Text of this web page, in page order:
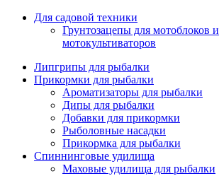
Для садовой техники
Грунтозацепы для мотоблоков и
мотокультиваторов
Липгрипы для рыбалки
Прикормки для рыбалки
Ароматизаторы для рыбалки
Дипы для рыбалки
Добавки для прикормки
Рыболовные насадки
Прикормка для рыбалки
Спиннинговые удилища
Маховые удилища для рыбалки